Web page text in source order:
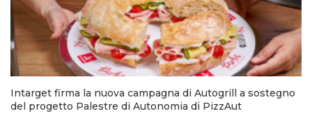
Intarget firma la nuova campagna di Autogrill a sostegno
del progetto Palestre di Autonomia di PizzAut